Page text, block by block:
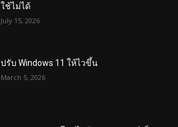
ใช้ไม่ได้
July 15, 2026
ปรับ Windows 11 ให้ไวขึ้น
March 5, 2026